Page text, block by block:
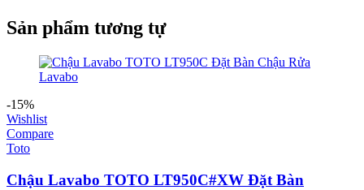
Sản phẩm tương tự
-15%
Wishlist
Compare
Toto
Chậu Lavabo TOTO LT950C#XW Đặt Bàn